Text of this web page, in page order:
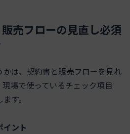
売フローの見直し必須
は、契約書と販売フローを見れ
場で使っているチェック項目
す。
イント